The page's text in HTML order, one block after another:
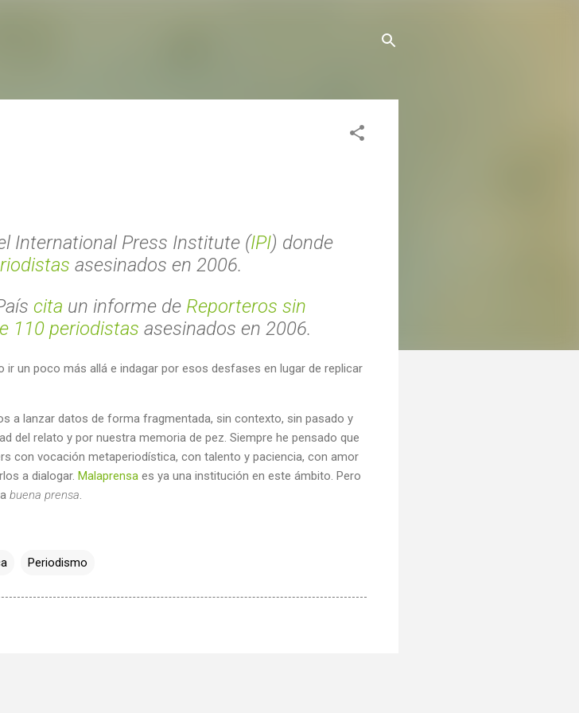
International Press Institute (IPI) donde
asesinados en 2006.
cita un informe de Reporteros sin
110 periodistas asesinados en 2006.
ir un poco más allá e indagar por esos desfases en lugar de replicar
a lanzar datos de forma fragmentada, sin contexto, sin pasado y
del relato y por nuestra memoria de pez. Siempre he pensado que
con vocación metaperiodística, con talento y paciencia, con amor
a dialogar. Malaprensa es ya una institución en este ámbito. Pero
buena prensa
Periodismo